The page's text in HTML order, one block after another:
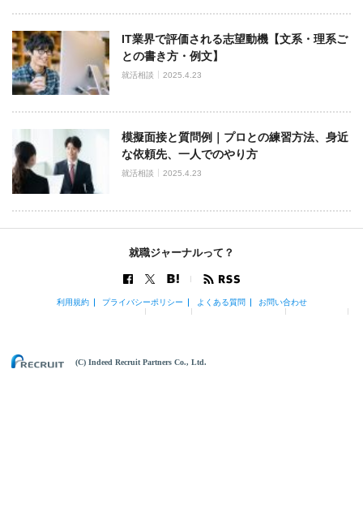
IT業界で評価される志望動機【文系・理系ご
との書き方・例文】
就活相談 2025.4.23
模擬面接と質問例｜プロとの練習方法、身近
な依頼先、一人でのやり方
就活相談 2025.4.23
就職ジャーナルって？
利用規約 プライバシーポリシー よくある質問 お問い合わせ
(C) Indeed Recruit Partners Co., Ltd.